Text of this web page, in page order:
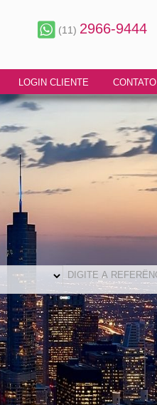
(11) 2966-9444
LOGIN CLIENTE CONTATO